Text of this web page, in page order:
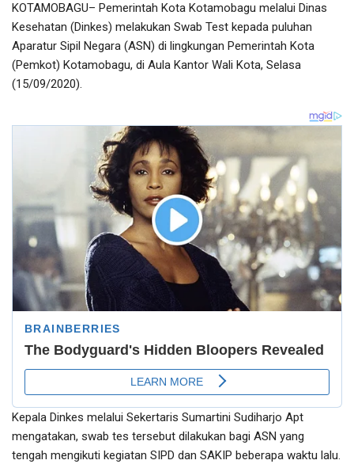
KOTAMOBAGU– Pemerintah Kota Kotamobagu melalui Dinas
Kesehatan (Dinkes) melakukan Swab Test kepada puluhan
Aparatur Sipil Negara (ASN) di lingkungan Pemerintah Kota
(Pemkot) Kotamobagu, di Aula Kantor Wali Kota, Selasa
(15/09/2020).
Kepala Dinkes melalui Sekertaris Sumartini Sudiharjo Apt
mengatakan, swab tes tersebut dilakukan bagi ASN yang
tengah mengikuti kegiatan SIPD dan SAKIP beberapa waktu lalu.